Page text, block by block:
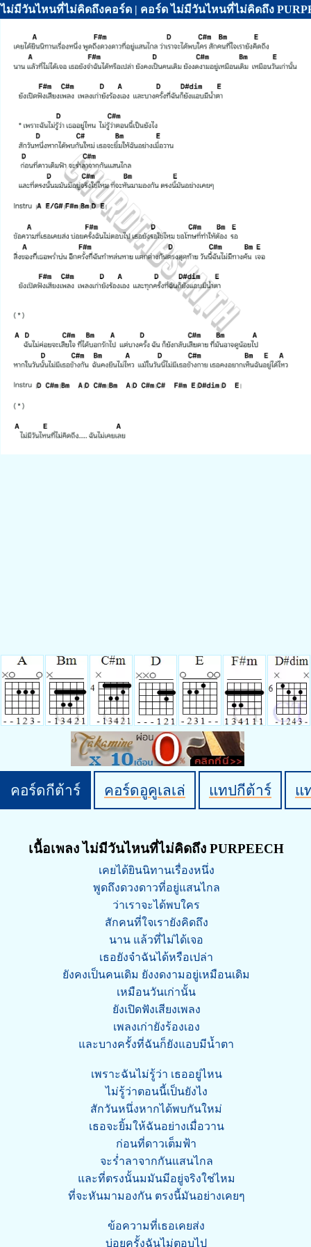
ไม่มีวันไหนที่ไม่คิดถึงคอร์ด | คอร์ด ไม่มีวันไหนที่ไม่คิดถึง
คอร์ดกีต้าร์ คอร์ดอูคูเลเล่ แทปกีต้าร์ แ
เนื้อเพลง ไม่มีวันไหนที่ไม่คิดถึง PURPEECH
เคยได้ยินนิทานเรื่องหนึ่ง
พูดถึงดวงดาวที่อยู่แสนไกล
ว่าเราจะได้พบใคร
สักคนที่ใจเรายังคิดถึง
นาน แล้วที่ไม่ได้เจอ
เธอยังจำฉันได้หรือเปล่า
ยังคงเป็นคนเดิม ยังงดงามอยู่เหมือนเดิม
เหมือนวันเก่านั้น
ยังเปิดฟังเสียงเพลง
เพลงเก่ายังร้องเอง
และบางครั้งที่ฉันก็ยังแอบมีน้ำตา
เพราะฉันไม่รู้ว่า เธออยู่ไหน
ไม่รู้ว่าตอนนี้เป็นยังไง
สักวันหนึ่งหากได้พบกันใหม่
เธอจะยิ้มให้ฉันอย่างเมื่อวาน
ก่อนที่ดาวเต็มฟ้า
จะร่ำลาจากกันแสนไกล
และที่ตรงนั้นมมันมีอยู่จริงใช่ไหม
ที่จะหันมามองกัน ตรงนี้มันอย่างเคยๆ
ข้อความที่เธอเคยส่ง
บ่อยครั้งฉันไม่ตอบไป